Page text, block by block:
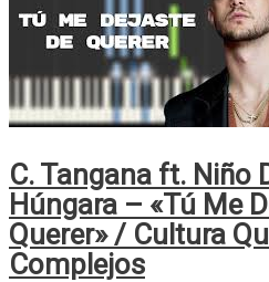
C. Tangana ft. Niño
Húngara – «Tú Me
Querer» / Cultura
Complejos